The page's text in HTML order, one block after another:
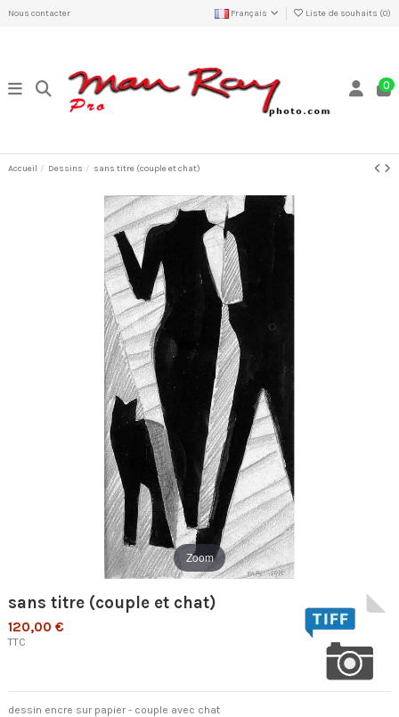
Nous contacter Français Liste de souhaits (0)
0
Accueil Dessins sans titre (couple et chat)
Zoom
sans titre (couple et chat)
120,00 €
TTC
dessin encre sur papier - couple avec chat